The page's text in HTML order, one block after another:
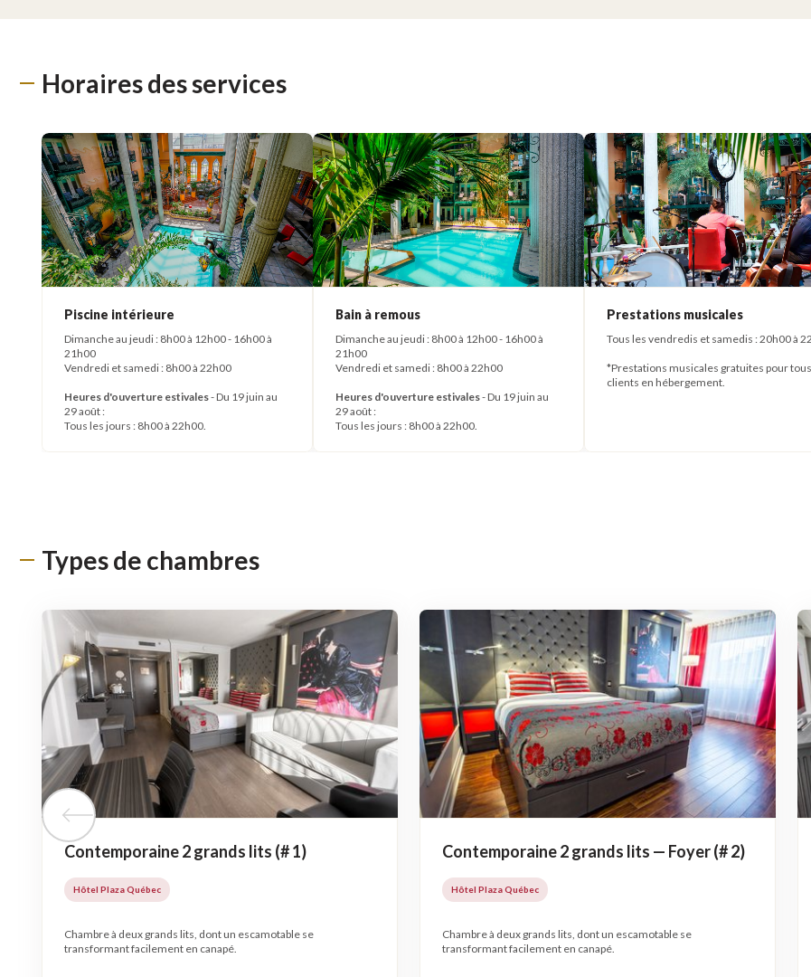
Horaires des services
Piscine intérieure
Dimanche au jeudi : 8h00 à 12h00 - 16h00 à
21h00
Vendredi et samedi : 8h00 à 22h00
Heures d'ouverture estivales- Du 19 juin au
29 août :
Tous les jours : 8h00 à 22h00.
Bain à remous
Dimanche au jeudi : 8h00 à 12h00 - 16h00 à
21h00
Vendredi et samedi : 8h00 à 22h00
Heures d'ouverture estivales- Du 19 juin au
29 août :
Tous les jours : 8h00 à 22h00.
Prestations musicales
Tous les vendredis et samedis : 20h00 à
*Prestations musicales gratuites pour
clients en hébergement.
Types de chambres
Contemporaine 2 grands lits (# 1)
Hôtel Plaza Québec
Chambre à deux grands lits, dont un escamotable se
transformant facilement en canapé.
Contemporaine 2 grands lits — Foyer (# 2)
Hôtel Plaza Québec
Chambre à deux grands lits, dont un escamotable se
transformant facilement en canapé.
Tuile précédente